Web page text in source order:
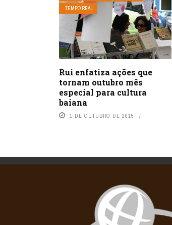
TEMPO REAL
Rui enfatiza ações que
tornam outubro mês
especial para cultura
baiana
1 DE OUTUBRO DE 2015